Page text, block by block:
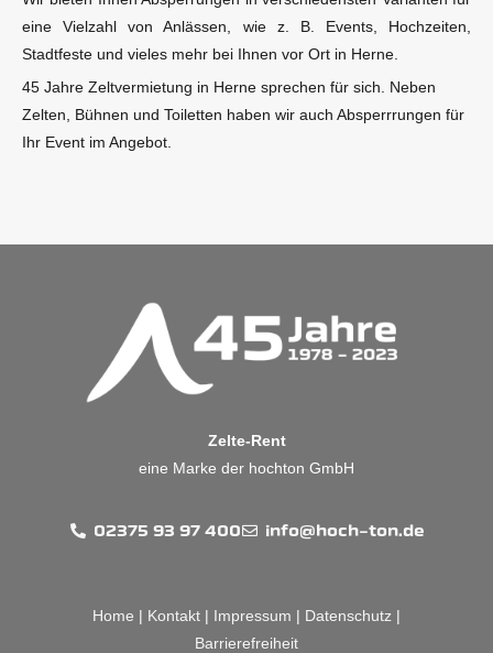
eine Vielzahl von Anlässen, wie z. B. Events, Hochzeiten,
Stadtfeste und vieles mehr bei Ihnen vor Ort in Herne.
45 Jahre Zeltvermietung in Herne sprechen für sich. Neben
Zelten, Bühnen und Toiletten haben wir auch Absperrrungen für
Ihr Event im Angebot.
Zelte-Rent
eine Marke der hochton GmbH
02375 93 97 400 info@hoch-ton.de
Home | Kontakt | Impressum | Datenschutz |
Barrierefreiheit